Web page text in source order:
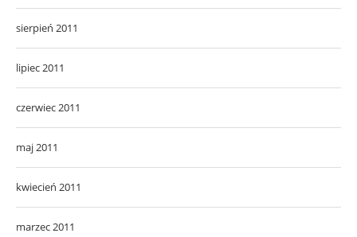
sierpień 2011
lipiec 2011
czerwiec 2011
maj 2011
kwiecień 2011
marzec 2011